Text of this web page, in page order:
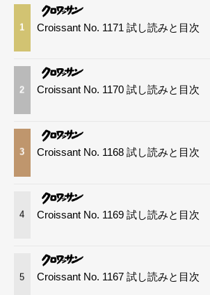
1 Croissant No. 1171 試し読みと目次
2 Croissant No. 1170 試し読みと目次
3 Croissant No. 1168 試し読みと目次
4 Croissant No. 1169 試し読みと目次
5 Croissant No. 1167 試し読みと目次